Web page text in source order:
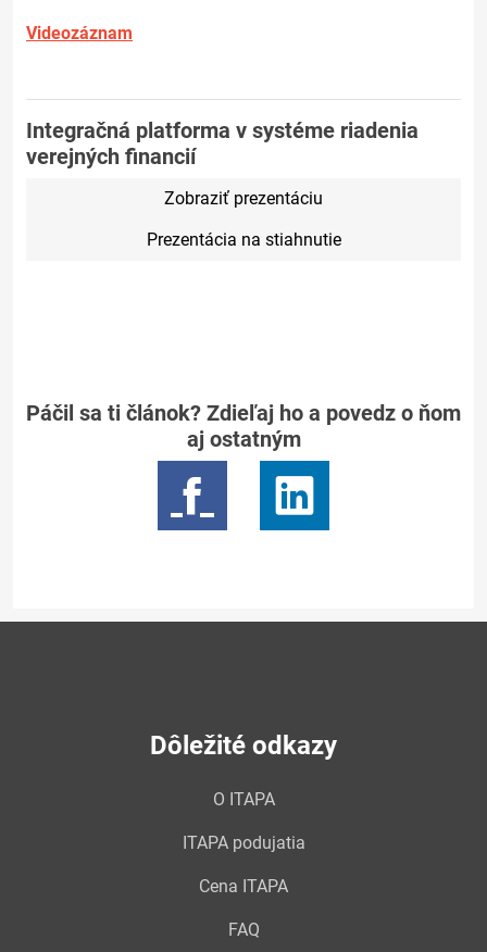
Videozáznam
Integračná platforma v systéme riadenia
verejných financií
Zobraziť prezentáciu
Prezentácia na stiahnutie
Páčil sa ti článok? Zdieľaj ho a povedz o ňom
aj ostatným
Dôležité odkazy
O ITAPA
ITAPA podujatia
Cena ITAPA
FAQ